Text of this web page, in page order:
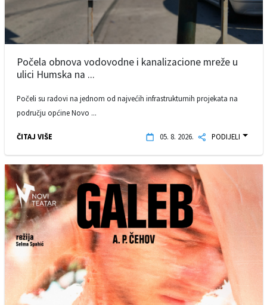
Počela obnova vodovodne i kanalizacione mreže u
ulici Humska na ...
Počeli su radovi na jednom od najvećih infrastrukturnih projekata na
području općine Novo ...
ČITAJ VIŠE 05. 8. 2026. PODIJELI